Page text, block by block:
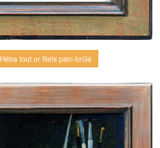
Héba tout or filets pain-brûlé